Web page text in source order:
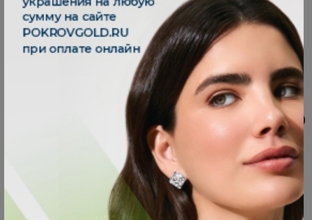
Главная Каталог Кольца
Кольцо серебряное 925 с фианитами 1101618-00775
КОЛЬЦО СЕРЕБРЯНОЕ 925 С ФИАНИТАМИ 1101618-
Телеграм Макс